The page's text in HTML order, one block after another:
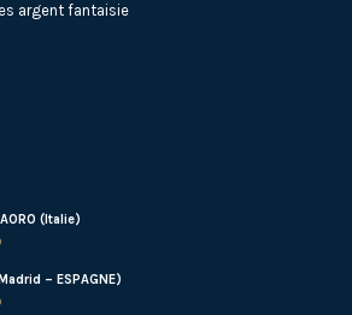
argent fantaisie
(Italie)
– ESPAGNE)